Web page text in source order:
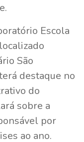
Escola
São
destaque no
do
sobre a
por
ao ano.